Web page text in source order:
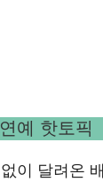
예 핫토픽
이 달려온